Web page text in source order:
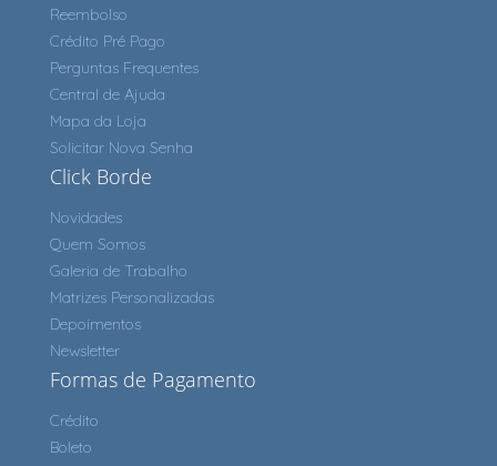
Reembolso
Crédito Pré Pago
Perguntas Frequentes
Central de Ajuda
Mapa da Loja
Solicitar Nova Senha
Click Borde
Novidades
Quem Somos
Galeria de Trabalho
Matrizes Personalizadas
Depoimentos
Newsletter
Formas de Pagamento
Crédito
Boleto